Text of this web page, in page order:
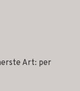
Art: per